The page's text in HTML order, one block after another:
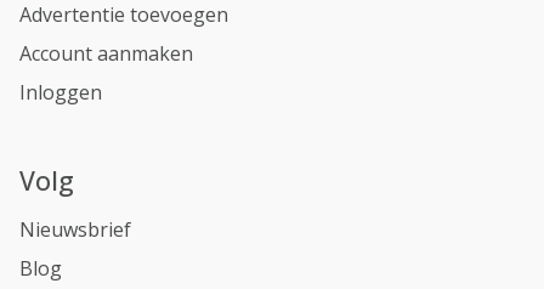
Advertentie toevoegen
Account aanmaken
Inloggen
Volg
Nieuwsbrief
Blog